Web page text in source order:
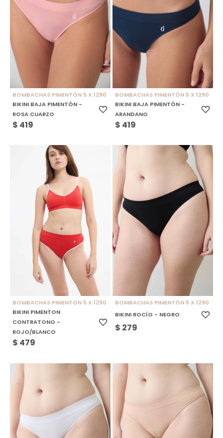
BOMBACHAS PIMENTÓN 5 X 1290
BIKINI BAJA PIMENTÓN -
ROSA CUARZO
$ 419
BOMBACHAS PIMENTÓN 5 X 1290
BIKINI BAJA PIMENTÓN -
ARANDANO
$ 419
BOMBACHAS PIMENTÓN 5 X 1290
BIKINI PIMENTON
CONTRATONO -
ROJO/BLANCO
$ 479
BOMBACHAS PIMENTÓN 5 X 1290
BIKINI ROCÍO - NEGRO
$ 279